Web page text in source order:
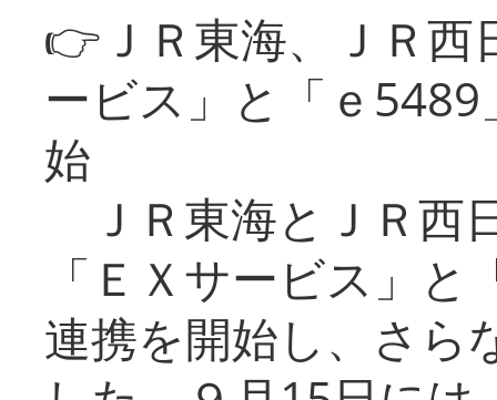
👉ＪＲ東海、ＪＲ
ービス」と「ｅ
始
ＪＲ東海とＪＲ西
「ＥＸサービス」
連携を開始し、さら